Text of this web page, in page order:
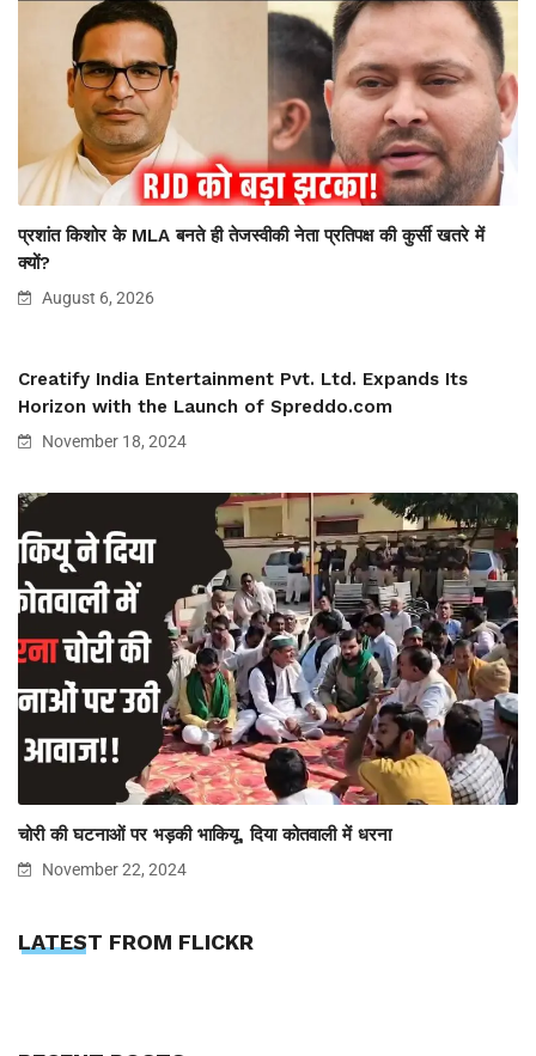
प्रशांत किशोर के MLA बनते ही तेजस्वीकी नेता प्रतिपक्ष की कुर्सी खतरे में
क्यों?
August 6, 2026
Creatify India Entertainment Pvt. Ltd. Expands Its
Horizon with the Launch of Spreddo.com
November 18, 2024
चोरी की घटनाओं पर भड़की भाकियू, दिया कोतवाली में धरना
November 22, 2024
LATEST FROM FLICKR